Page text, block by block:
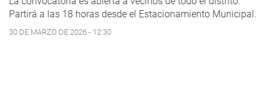
Partirá a las 18 horas desde el Estacionamiento Municipal.
30 DE MARZO DE 2026 - 12:30